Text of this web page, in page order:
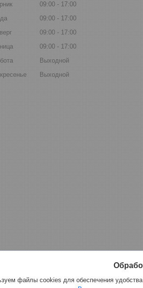
09:00
17:00
09:00
17:00
09:00
17:00
09:00
17:00
Выходной
Выходной
файлы cookies для обеспечения